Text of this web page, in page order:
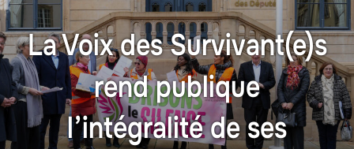
La Voix des Survivant(e)s
rend publique
l’intégralité de ses